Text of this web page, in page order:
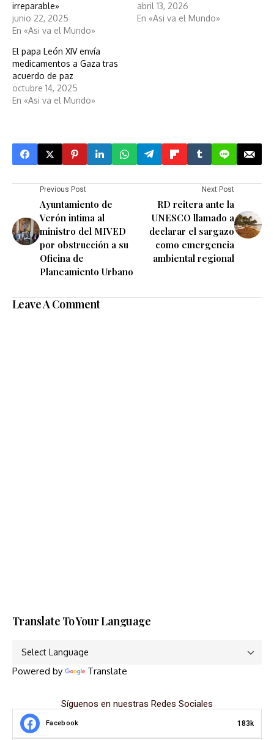
irreparable»
junio 22, 2025
En «Asi va el Mundo»
abril 13, 2026
En «Asi va el Mundo»
El papa León XIV envía
medicamentos a Gaza tras
acuerdo de paz
octubre 14, 2025
En «Asi va el Mundo»
Previous Post
Ayuntamiento de
Verón intima al
ministro del MIVED
por obstrucción a su
Oficina de
Planeamiento Urbano
Next Post
RD reitera ante la
UNESCO llamado a
declarar el sargazo
como emergencia
ambiental regional
Leave A Comment
Translate To Your Language
Powered by Translate
Síguenos en nuestras Redes Sociales
Facebook 183k